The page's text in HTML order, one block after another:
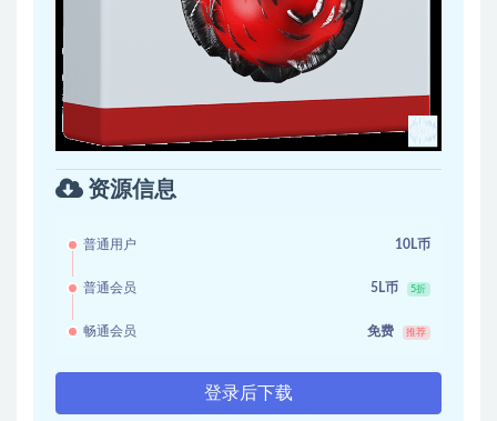
资源信息
普通用户 10L币
普通会员 5L币 5折
畅通会员 免费 推荐
登录后下载